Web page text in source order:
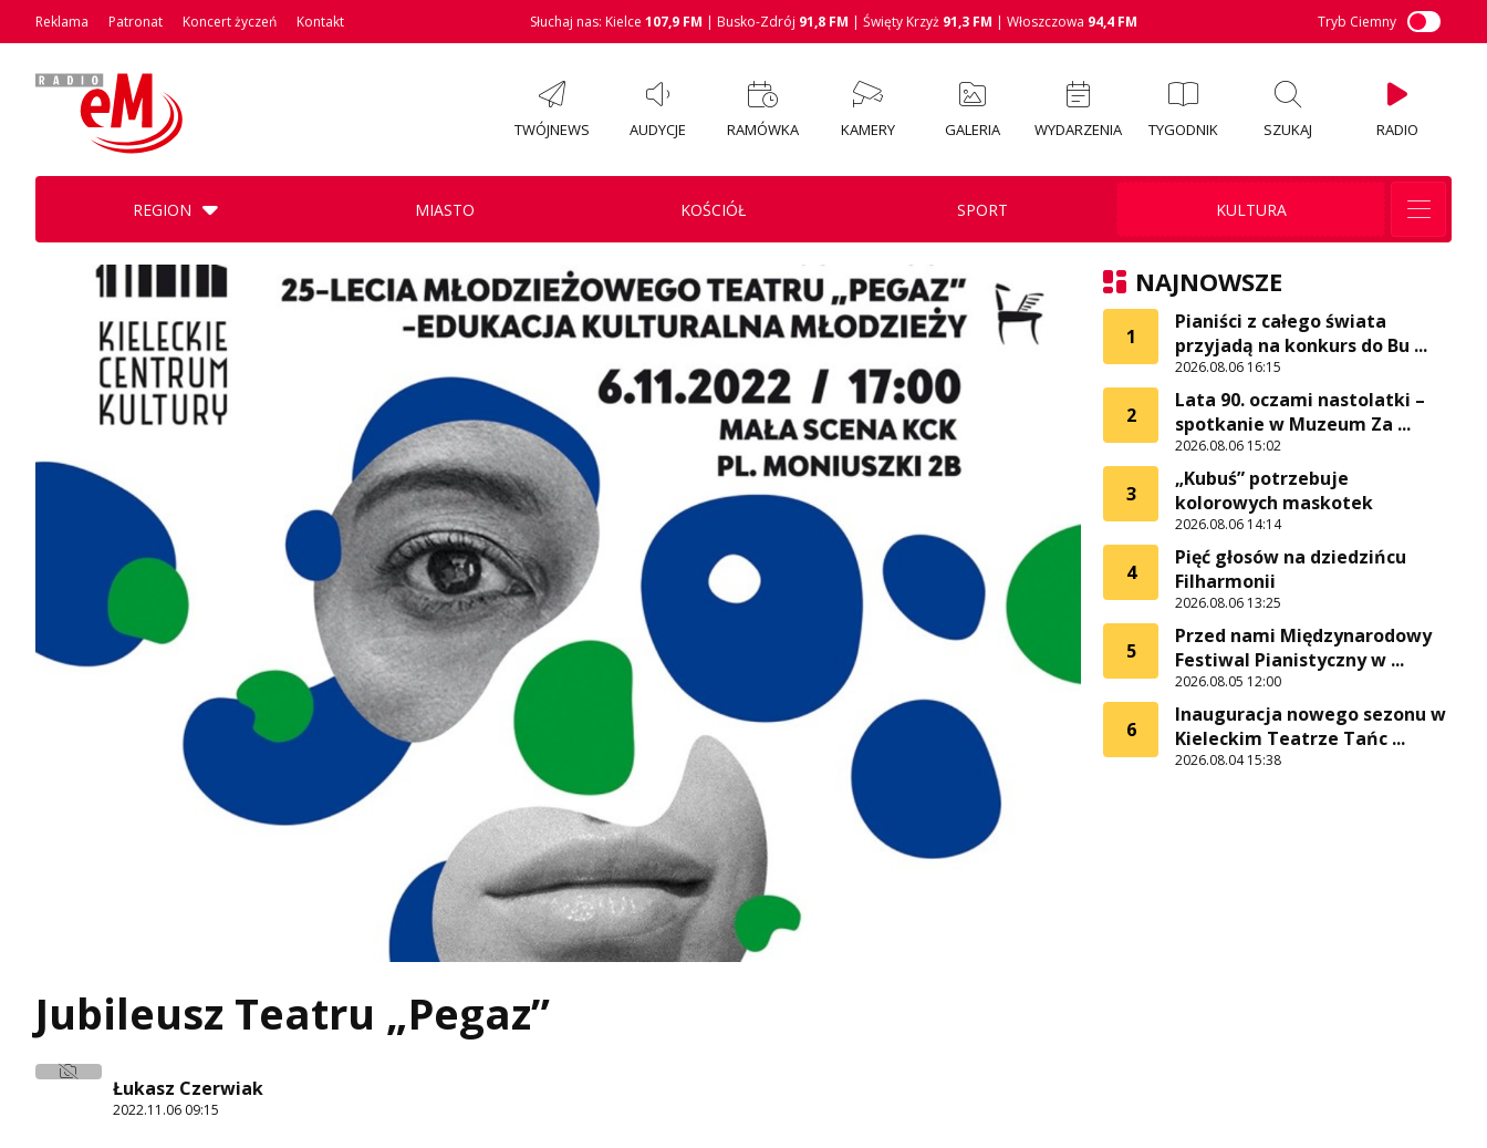
Reklama Patronat Koncert życzeń Kontakt Słuchaj nas: Kielce 107,9 FM | Busko-Zdrój 91,8 FM | Święty Krzyż 91,3 FM | Włoszczowa 94,4 FM Tryb Ciemny
TWÓJNEWS AUDYCJE RAMÓWKA KAMERY GALERIA WYDARZENIA TYGODNIK SZUKAJ RADIO
REGION MIASTO KOŚCIÓŁ SPORT KULTURA
Jubileusz Teatru „Pegaz”
Łukasz Czerwiak
2022.11.06 09:15
NAJNOWSZE
1
Pianiści z całego świata
przyjadą na konkurs do Bu ...
2026.08.06 16:15
2
Lata 90. oczami nastolatki –
spotkanie w Muzeum Za ...
2026.08.06 15:02
3
„Kubuś” potrzebuje
kolorowych maskotek
2026.08.06 14:14
4
Pięć głosów na dziedzińcu
Filharmonii
2026.08.06 13:25
5
Przed nami Międzynarodowy
Festiwal Pianistyczny w ...
2026.08.05 12:00
6
Inauguracja nowego sezonu w
Kieleckim Teatrze Tańc ...
2026.08.04 15:38